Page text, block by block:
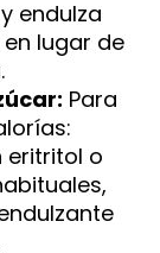
endulza
lugar de
Para
eritritol o